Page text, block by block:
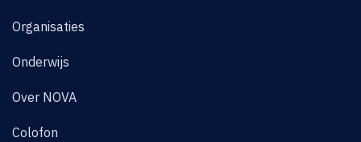
Organisaties
Onderwijs
Over NOVA
Colofon